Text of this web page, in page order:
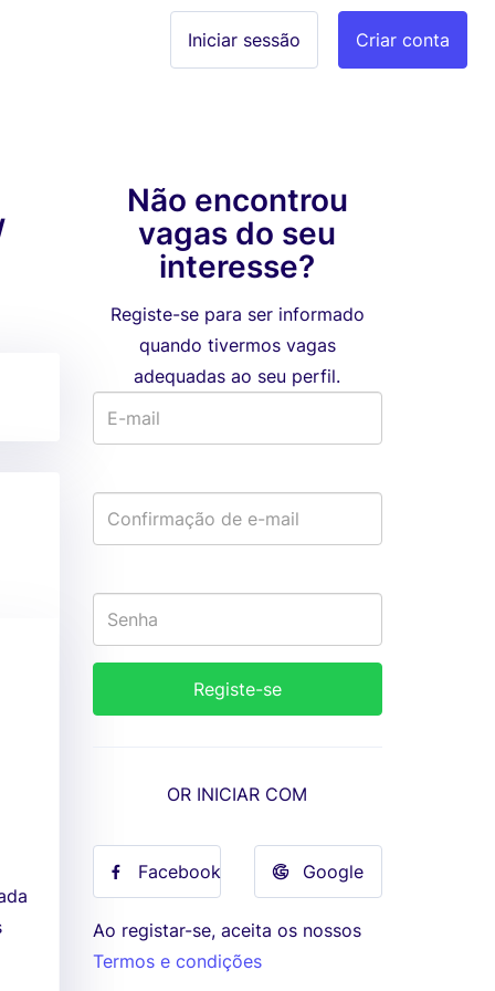
Criar conta
Iniciar sessão
Não encontrou
vagas do seu
interesse?
Registe-se para ser informado
quando tivermos vagas
adequadas ao seu perfil.
OR INICIAR COM
Facebook Google
Ao registar-se, aceita os nossos
Termos e condições